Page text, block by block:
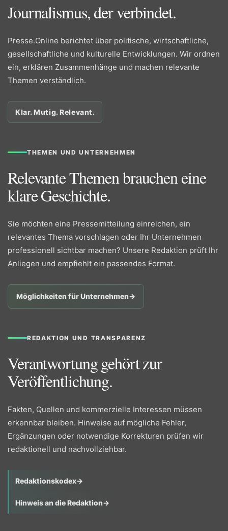
Journalismus, der verbindet.
Presse.Online berichtet über politische, wirtschaftliche,
gesellschaftliche und kulturelle Entwicklungen. Wir ordnen
ein, erklären Zusammenhänge und machen relevante
Themen verständlich.
Klar. Mutig. Relevant.
THEMEN UND UNTERNEHMEN
Relevante Themen brauchen eine
klare Geschichte.
Sie möchten eine Pressemitteilung einreichen, ein
relevantes Thema vorschlagen oder Ihr Unternehmen
professionell sichtbar machen? Unsere Redaktion prüft Ihr
Anliegen und empfiehlt ein passendes Format.
Möglichkeiten für Unternehmen→
REDAKTION UND TRANSPARENZ
Verantwortung gehört zur
Veröffentlichung.
Fakten, Quellen und kommerzielle Interessen müssen
erkennbar bleiben. Hinweise auf mögliche Fehler,
Ergänzungen oder notwendige Korrekturen prüfen wir
redaktionell und nachvollziehbar.
Redaktionskodex→
Hinweis an die Redaktion→